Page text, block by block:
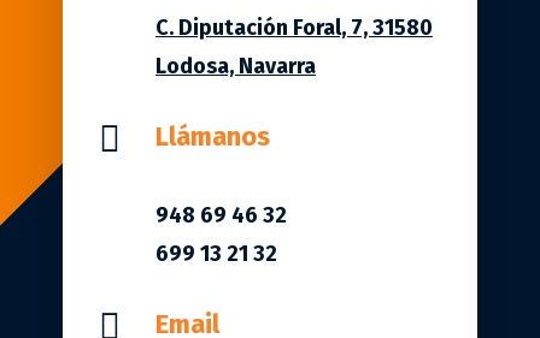
C. Diputación Foral, 7, 31580
Lodosa, Navarra
 Llámanos
948 69 46 32
699 13 21 32
 Email